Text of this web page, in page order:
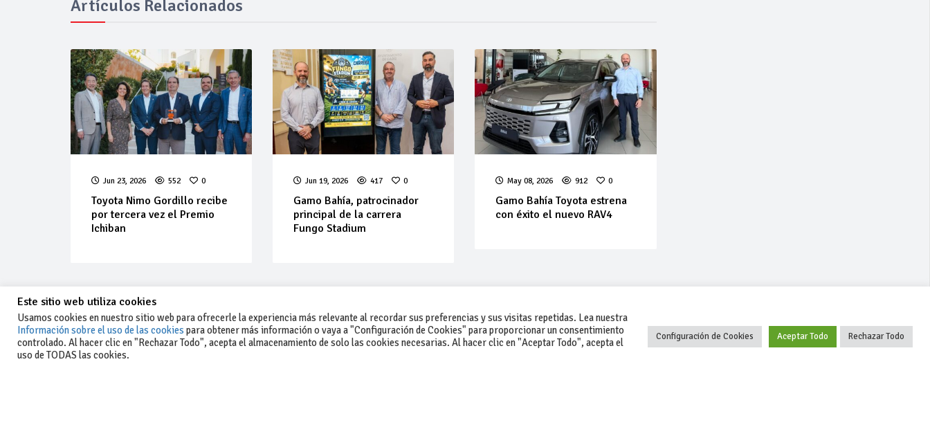
Artículos Relacionados
Jun 23, 2026 552 0
Toyota Nimo Gordillo recibe
por tercera vez el Premio
Ichiban
Jun 19, 2026 417 0
Gamo Bahía, patrocinador
principal de la carrera
Fungo Stadium
May 08, 2026 912 0
Gamo Bahía Toyota estrena
con éxito el nuevo RAV4
-Aviso legal y condiciones generales
-Contacto
+34 627 35 00 36
Este sitio web utiliza cookies
Usamos cookies en nuestro sitio web para ofrecerle la experiencia más relevante al recordar sus preferencias y sus visitas repetidas. Lea nuestra
Información sobre el uso de las cookies para obtener más información o vaya a "Configuración de Cookies" para proporcionar un consentimiento
controlado. Al hacer clic en "Rechazar Todo", acepta el almacenamiento de solo las cookies necesarias. Al hacer clic en "Aceptar Todo", acepta el
uso de TODAS las cookies.
Configuración de Cookies Aceptar Todo Rechazar Todo